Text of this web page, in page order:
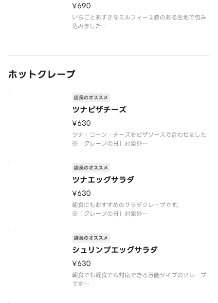
めです
ア
¥690
いちごとあずきをミルフィーユ感のある生地で包み
込みました
めです
アレルゲン情報：卵・乳・小麦・大豆・ゼラチン
ホットクレープ
ツナピザチーズ
店長のオススメ
¥630
ツナ・コーン・チーズをピザソースで合わせました
※「クレープの日」対象外
のご準備に時間を要しますので、予約配達がおすす
めです
ツナエッグサラダ
店長のオススメ
¥630
朝食にもおすすめのサラダクレープです。
※「クレープの日」対象外
のご準備に時間を要しますので、予約配達がおすす
めです
ラチン
シュリンプエッグサラダ
店長のオススメ
¥630
朝食でも軽食でも対応できる万能タイプのクレープ
です